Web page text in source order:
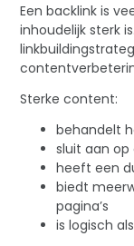
Een backlink is
inhoudelijk sterk
Sterke content:
behandelt
sluit aan
heeft een
biedt
pagina’s
is logisch